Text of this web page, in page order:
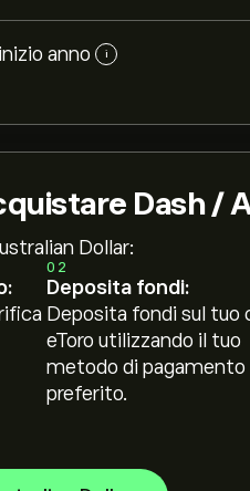
anno i
Dash /
Dollar:
02
Deposita fondi:
Deposita fondi sul tuo
eToro utilizzando il tuo
metodo di pagamento
preferito.